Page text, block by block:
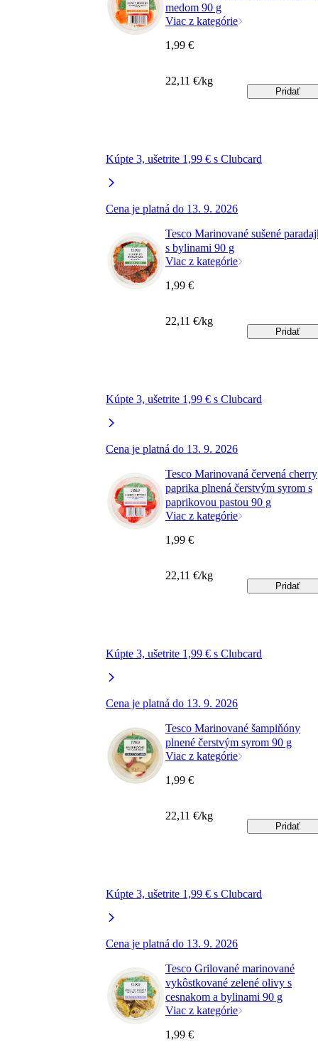
medom 90 g
Viac z kategórie
Kúpte 3, ušetrite 1,99 € s Clubcard
Cena je platná do 13. 9. 2026
1,99 €
22,11 €/kg
Pridať
Tesco Marinované sušené
s bylinami 90 g
Viac z kategórie
Kúpte 3, ušetrite 1,99 € s Clubcard
Cena je platná do 13. 9. 2026
1,99 €
22,11 €/kg
Pridať
Tesco Marinovaná červená cherry
paprika plnená čerstvým syrom s
paprikovou pastou 90 g
Viac z kategórie
Kúpte 3, ušetrite 1,99 € s Clubcard
Cena je platná do 13. 9. 2026
1,99 €
22,11 €/kg
Pridať
Tesco Marinované šampiňóny
plnené čerstvým syrom 90 g
Viac z kategórie
Kúpte 3, ušetrite 1,99 € s Clubcard
Cena je platná do 13. 9. 2026
1,99 €
22,11 €/kg
Pridať
Tesco Grilované marinované
vykôstkované zelené olivy s
cesnakom a bylinami 90 g
Viac z kategórie
1,99 €